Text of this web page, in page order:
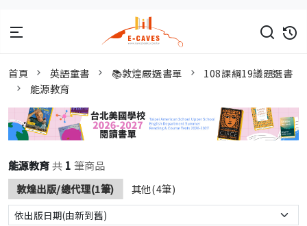
首頁 英語童書 📚敦煌嚴選書單
108課綱19議題選書
能源教育
能源教育共 1 筆商品
敦煌出版/總代理(1筆) 其他(4筆)